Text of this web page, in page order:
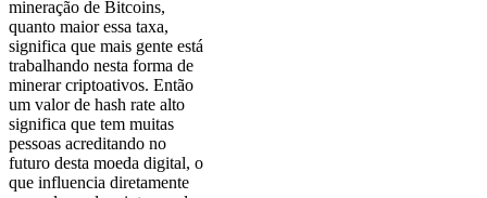
mineração de Bitcoins,
quanto maior essa taxa,
significa que mais gente está
trabalhando nesta forma de
minerar criptoativos. Então
um valor de hash rate alto
significa que tem muitas
pessoas acreditando no
futuro desta moeda digital, o
que influencia diretamente